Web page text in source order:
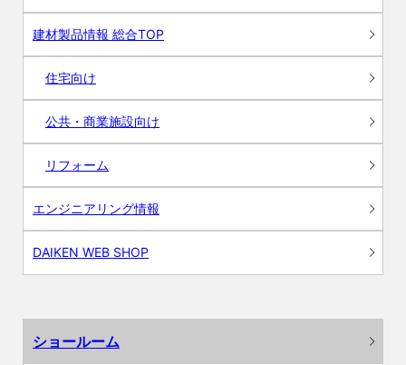
建材製品情報 総合TOP
住宅向け
公共・商業施設向け
リフォーム
エンジニアリング情報
DAIKEN WEB SHOP
ショールーム